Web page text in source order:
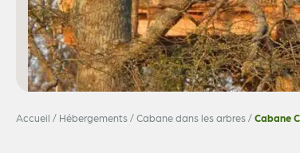
Accueil / Hébergements/Cabane dans les arbres/Cabane